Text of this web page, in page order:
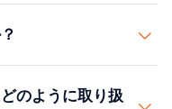
。フラットラック、
のように取り扱